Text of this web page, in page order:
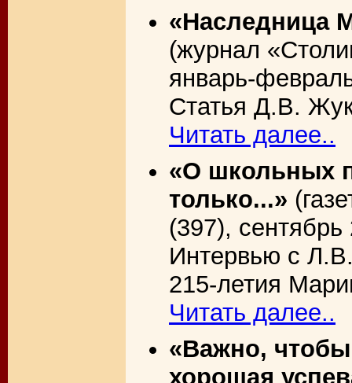
«Наследница
(журнал
январь-
Статья Д.В.
Читать далее..
«О школьных
только...»
(397), сентябрь
Интервью с
215-летия
Читать далее..
«Важно,
хорошая